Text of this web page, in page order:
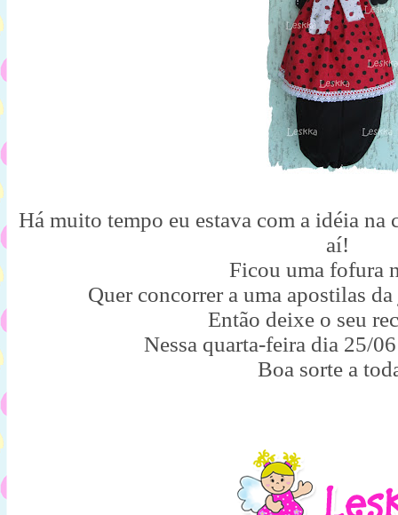
Há muito tempo eu estava com a idéia na
aí!
Ficou uma fofura
Quer concorrer a uma apostilas
Então deixe o seu
Nessa quarta-feira dia 25/
Boa sorte a